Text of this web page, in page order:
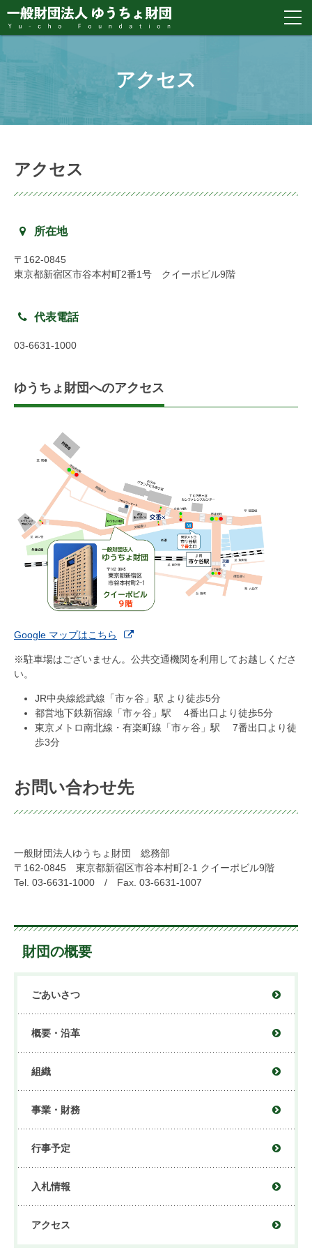
アクセス
アクセス
所在地
〒162-0845
東京都新宿区市谷本村町2番1号 クイーポビル9階
代表電話
03-6631-1000
ゆうちょ財団へのアクセス
Google マップはこちら
※駐車場はございません。公共交通機関を利用してお越しくださ
い。
JR中央線総武線「市ヶ谷」駅 より徒歩5分
都営地下鉄新宿線「市ヶ谷」駅 4番出口より徒歩5分
東京メトロ南北線・有楽町線「市ヶ谷」駅 7番出口より徒
歩3分
お問い合わせ先
一般財団法人ゆうちょ財団 総務部
〒162-0845 東京都新宿区市谷本村町2-1 クイーポビル9階
Tel. 03-6631-1000 / Fax. 03-6631-1007
財団の概要
ごあいさつ
概要・沿革
組織
事業・財務
行事予定
入札情報
アクセス